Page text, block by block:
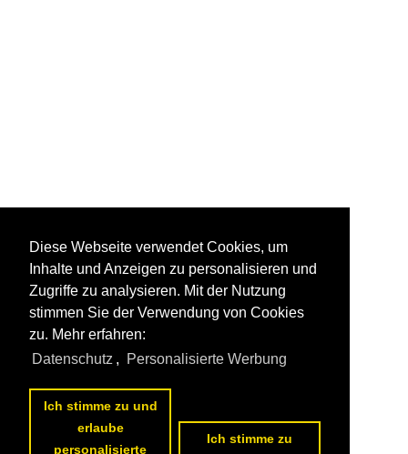
Diese Webseite verwendet Cookies, um
Inhalte und Anzeigen zu personalisieren und
Zugriffe zu analysieren. Mit der Nutzung
stimmen Sie der Verwendung von Cookies
zu. Mehr erfahren:
Datenschutz , Personalisierte Werbung
Ich stimme zu und
erlaube
personalisierte
Ich stimme zu